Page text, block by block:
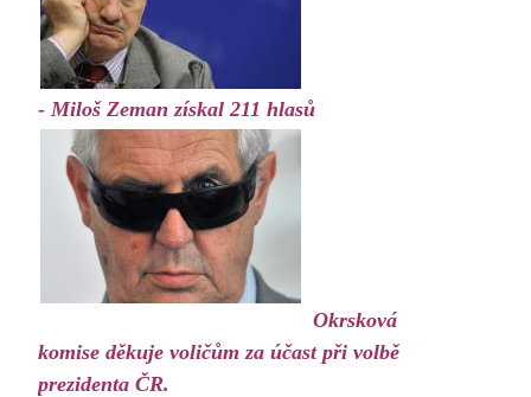
- Miloš Zeman získal 211 hlasů
Okrsková
komise děkuje voličům za účast při volbě
prezidenta ČR.